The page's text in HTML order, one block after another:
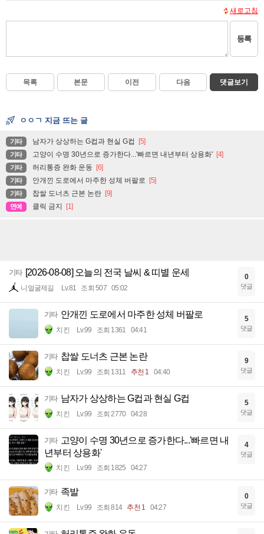
새로고침
등록
목록 본문 이전 다음 댓글보기
ㅇㅇㄱ 지금 뜨는 글
기타 남자가 상상하는 G컵과 현실 G컵 [5]
기타 고양이 수명 30년으로 증가한다...'빠르면 내년부터 상용화' [4]
기타 허리통증 완화 운동 [6]
기타 안개낀 도로에서 마주한 성체 버팔로 [5]
기타 찹쌀 도너츠 근본 논란 [9]
연예 클릭 금지 [1]
기타 [2026-08-08] 오늘의 전국 날씨 & 띠별 운세
니얼굴제길 Lv.81 조회 507 05:02
0
댓글
기타 안개낀 도로에서 마주한 성체 버팔로
치킨 Lv.99 조회 1361 04:41
5
댓글
기타 찹쌀 도너츠 근본 논란
치킨 Lv.99 조회 1311 추천 1 04:40
9
댓글
기타 남자가 상상하는 G컵과 현실 G컵
치킨 Lv.99 조회 2770 04:28
5
댓글
기타 고양이 수명 30년으로 증가한다...'빠르면 내
년부터 상용화'
치킨 Lv.99 조회 1825 04:27
4
댓글
기타 족발
치킨 Lv.99 조회 814 추천 1 04:27
0
댓글